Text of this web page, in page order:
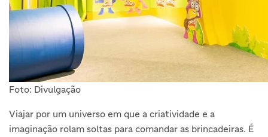
Foto: Divulgação
Viajar por um universo em que a criatividade e a
imaginação rolam soltas para comandar as brincadeiras. É